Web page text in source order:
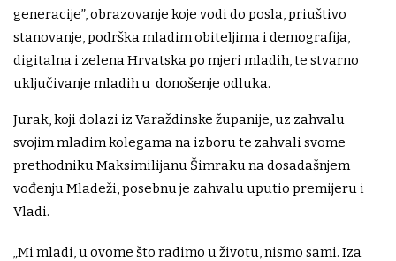
generacije”, obrazovanje koje vodi do posla, priuštivo
stanovanje, podrška mladim obiteljima i demografija,
digitalna i zelena Hrvatska po mjeri mladih, te stvarno
uključivanje mladih u donošenje odluka.
Jurak, koji dolazi iz Varaždinske županije, uz zahvalu
svojim mladim kolegama na izboru te zahvali svome
prethodniku Maksimilijanu Šimraku na dosadašnjem
vođenju Mladeži, posebnu je zahvalu uputio premijeru i
Vladi.
„Mi mladi, u ovome što radimo u životu, nismo sami. Iza